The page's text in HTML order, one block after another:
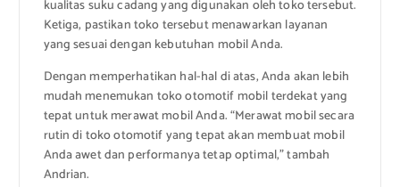
kualitas suku cadang yang digunakan oleh toko tersebut.
Ketiga, pastikan toko tersebut menawarkan layanan
yang sesuai dengan kebutuhan mobil Anda.
Dengan memperhatikan hal-hal di atas, Anda akan lebih
mudah menemukan toko otomotif mobil terdekat yang
tepat untuk merawat mobil Anda. “Merawat mobil secara
rutin di toko otomotif yang tepat akan membuat mobil
Anda awet dan performanya tetap optimal,” tambah
Andrian.